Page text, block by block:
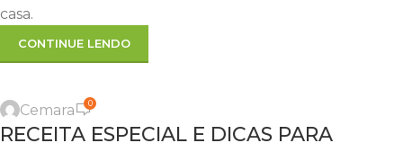
casa.
CONTINUE LENDO
07
Cemara 0
RECEITA ESPECIAL E DICAS PARA